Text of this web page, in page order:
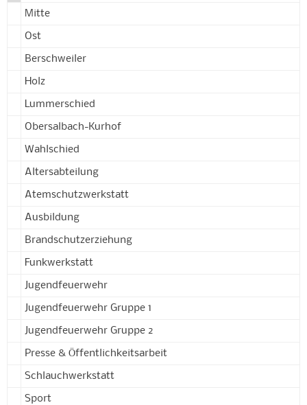
Mitte
Ost
Berschweiler
Holz
Lummerschied
Obersalbach-Kurhof
Wahlschied
Altersabteilung
Atemschutzwerkstatt
Ausbildung
Brandschutzerziehung
Funkwerkstatt
Jugendfeuerwehr
Jugendfeuerwehr Gruppe 1
Jugendfeuerwehr Gruppe 2
Presse & Öffentlichkeitsarbeit
Schlauchwerkstatt
Sport